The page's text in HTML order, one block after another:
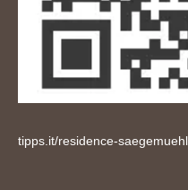
tipps.it/residence-